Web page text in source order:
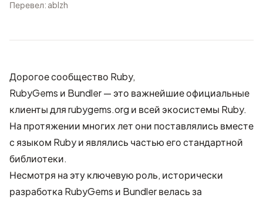
Перевел: ablzh
Дорогое сообщество Ruby,
RubyGems и Bundler — это важнейшие официальные
клиенты для rubygems.org и всей экосистемы Ruby.
На протяжении многих лет они поставлялись вместе
с языком Ruby и являлись частью его стандартной
библиотеки.
Несмотря на эту ключевую роль, исторически
разработка RubyGems и Bundler велась за